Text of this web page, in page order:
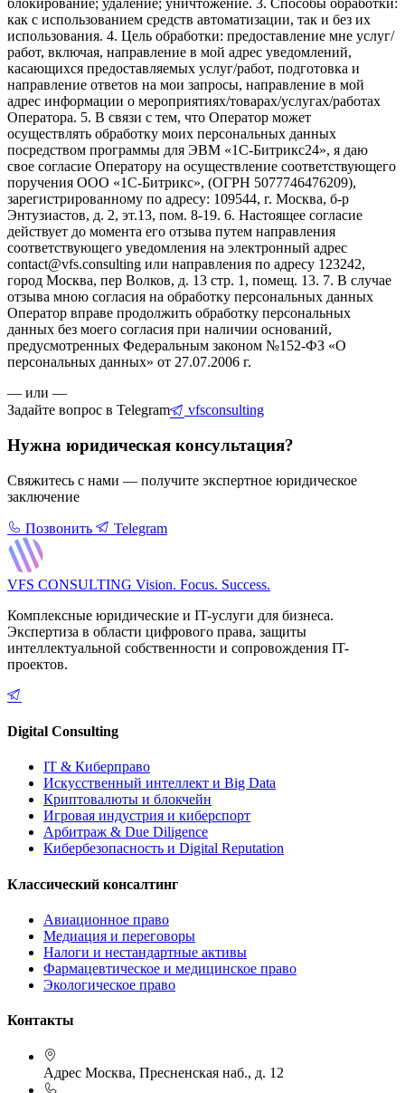
блокирование; удаление; уничтожение. 3. Способы обработки:
как с использованием средств автоматизации, так и без их
использования. 4. Цель обработки: предоставление мне услуг/
работ, включая, направление в мой адрес уведомлений,
касающихся предоставляемых услуг/работ, подготовка и
направление ответов на мои запросы, направление в мой
адрес информации о мероприятиях/товарах/услугах/работах
Оператора. 5. В связи с тем, что Оператор может
осуществлять обработку моих персональных данных
посредством программы для ЭВМ «1С-Битрикс24», я даю
свое согласие Оператору на осуществление соответствующего
поручения ООО «1С-Битрикс», (ОГРН 5077746476209),
зарегистрированному по адресу: 109544, г. Москва, б-р
Энтузиастов, д. 2, эт.13, пом. 8-19. 6. Настоящее согласие
действует до момента его отзыва путем направления
соответствующего уведомления на электронный адрес
contact@vfs.consulting или направления по адресу 123242,
город Москва, пер Волков, д. 13 стр. 1, помещ. 13. 7. В случае
отзыва мною согласия на обработку персональных данных
Оператор вправе продолжить обработку персональных
данных без моего согласия при наличии оснований,
предусмотренных Федеральным законом №152-ФЗ «О
персональных данных» от 27.07.2006 г.
— или —
Задайте вопрос в Telegram
vfsconsulting
Нужна юридическая консультация?
Свяжитесь с нами — получите экспертное юридическое
заключение
Позвонить Telegram
VFS CONSULTING Vision. Focus. Success.
Комплексные юридические и IT-услуги для бизнеса.
Экспертиза в области цифрового права, защиты
интеллектуальной собственности и сопровождения IT-
проектов.
Digital Consulting
IT & Киберправо
Искусственный интеллект и Big Data
Криптовалюты и блокчейн
Игровая индустрия и киберспорт
Арбитраж & Due Diligence
Кибербезопасность и Digital Reputation
Классический консалтинг
Авиационное право
Медиация и переговоры
Налоги и нестандартные активы
Фармацевтическое и медицинское право
Экологическое право
Контакты
Адрес Москва, Пресненская наб., д. 12